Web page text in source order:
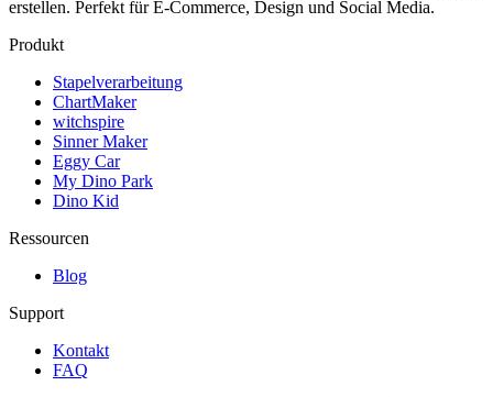
erstellen. Perfekt für E-Commerce, Design und Social Media.
Produkt
Stapelverarbeitung
ChartMaker
witchspire
Sinner Maker
Eggy Car
My Dino Park
Dino Kid
Ressourcen
Blog
Support
Kontakt
FAQ